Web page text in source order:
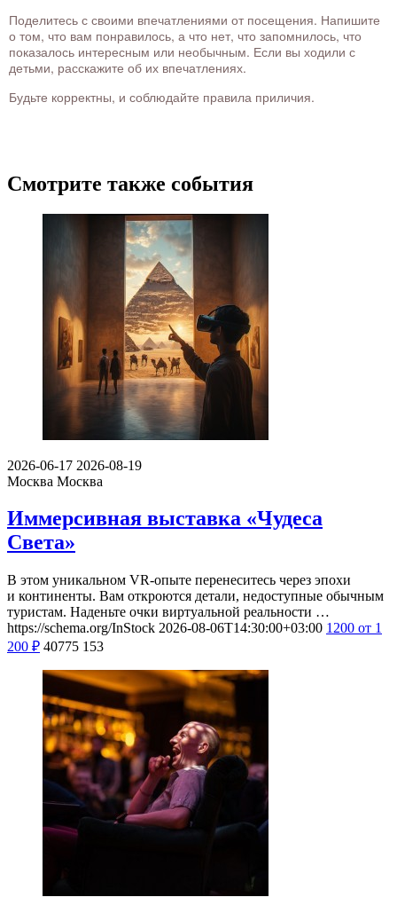
Поделитесь с своими впечатлениями от посещения. Напишите
о том, что вам понравилось, а что нет, что запомнилось, что
показалось интересным или необычным. Если вы ходили с
детьми, расскажите об их впечатлениях.
Будьте корректны, и соблюдайте правила приличия.
Смотрите также события
2026-06-17 2026-08-19
Москва Москва
Иммерсивная выставка «Чудеса
Света»
В этом уникальном VR-опыте перенеситесь через эпохи
и континенты. Вам откроются детали, недоступные обычным
туристам. Наденьте очки виртуальной реальности …
https://schema.org/InStock 2026-08-06T14:30:00+03:00 1200 от 1
200 ₽ 40775 153